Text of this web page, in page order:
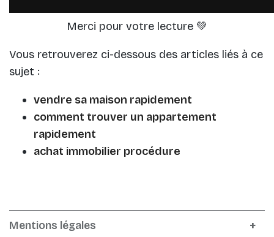
Vous retrouverez ci-dessous des articles liés à ce
sujet :
vendre sa maison rapidement
comment trouver un appartement
rapidement
achat immobilier procédure
Mentions légales